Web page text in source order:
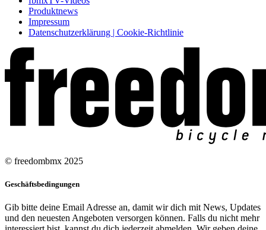
Produktnews
Impressum
Datenschutzerklärung | Cookie-Richtlinie
© freedombmx 2025
Geschäftsbedingungen
Gib bitte deine Email Adresse an, damit wir dich mit News, Updates
und den neuesten Angeboten versorgen können. Falls du nicht mehr